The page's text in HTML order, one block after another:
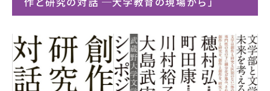
よくあるご質問 プライバシーポリシー
サイトポリシー サイトマップ